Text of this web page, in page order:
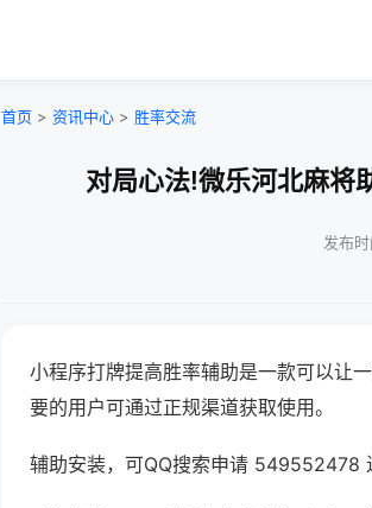
首页 > 资讯中心 > 胜率交流
对局心法!微乐河北麻将
发布
小程序打牌提高胜率辅助是一款可以让
要的用户可通过正规渠道获取使用。
辅助安装，可QQ搜索申请 549552478